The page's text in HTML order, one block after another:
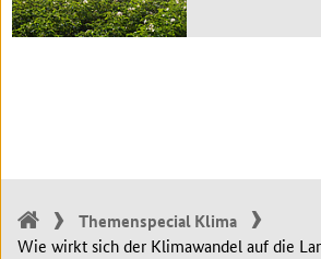
Themenspecial Klima
Wie wirkt sich der Klimawandel auf die